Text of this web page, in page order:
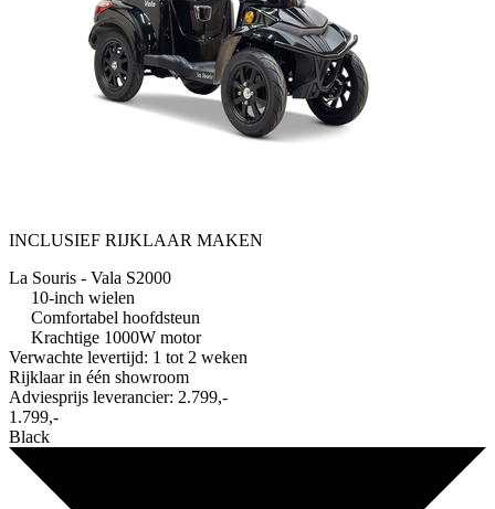
INCLUSIEF RIJKLAAR MAKEN
La Souris - Vala S2000
10-inch wielen
Comfortabel hoofdsteun
Krachtige 1000W motor
Verwachte levertijd: 1 tot 2 weken
Rijklaar in één showroom
Adviesprijs leverancier: 2.799,-
1.799,-
Black